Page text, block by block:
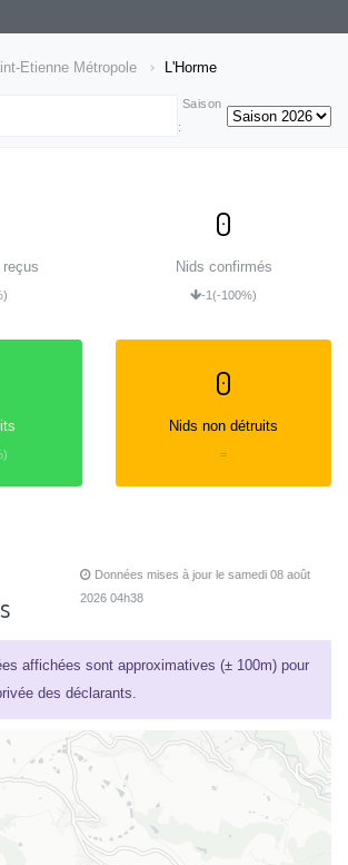
Etienne Métropole L'Horme
Saison
:
0
Nids confirmés
-1(-100%)
0
Nids non détruits
=
Données mises à jour le samedi 08 août
2026 04h38
affichées sont approximatives (± 100m) pour
des déclarants.